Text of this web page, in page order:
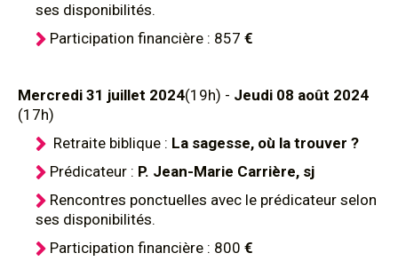
ses disponibilités.
Participation financière : 857 €
Mercredi 31 juillet 2024(19h) - Jeudi 08 août 2024
(17h)
Retraite biblique : La sagesse, où la trouver ?
Prédicateur : P. Jean-Marie Carrière, sj
Rencontres ponctuelles avec le prédicateur selon
ses disponibilités.
Participation financière : 800 €